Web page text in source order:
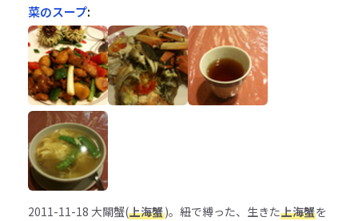
菜のスープ:
2011-11-18 大閘蟹(上海蟹)。紐で縛った、生きた上海蟹を